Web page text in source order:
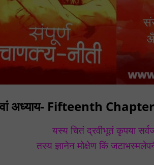
अध्याय- Fifteenth
यस्य चितं द्रवीभूतं कृपया
तस्य ज्ञानेन मोक्षेण किं